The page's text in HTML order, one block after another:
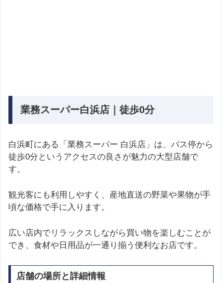
業務スーパー白浜店｜徒歩0分
白浜町にある「業務スーパー 白浜店」は、バス停から
徒歩0分というアクセスの良さが魅力の大型店舗で
す。
観光客にも利用しやすく、産地直送の野菜や果物が手
頃な価格で手に入ります。
広い店内でリラックスしながら買い物を楽しむことが
でき、食材や日用品が一通り揃う便利なお店です。
店舗の場所と詳細情報